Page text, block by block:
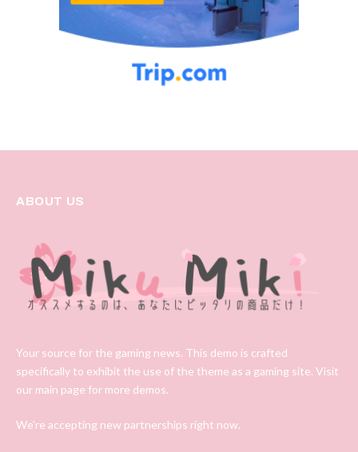
ABOUT US
Your source for the gaming news. This demo is crafted
specifically to exhibit the use of the theme as a gaming site. Visit
our main page for more demos.
We're accepting new partnerships right now.